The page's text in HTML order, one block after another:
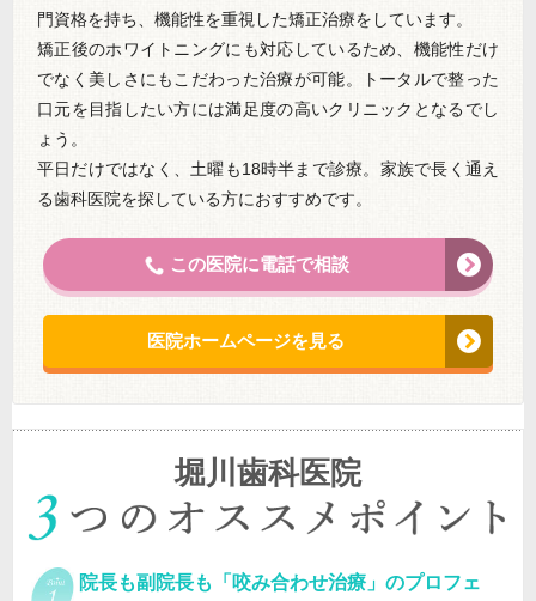
門資格を持ち、機能性を重視した矯正治療をしています。
矯正後のホワイトニングにも対応しているため、機能性だけ
でなく美しさにもこだわった治療が可能。トータルで整った
口元を目指したい方には満足度の高いクリニックとなるでし
ょう。
平日だけではなく、土曜も18時半まで診療。家族で長く通え
る歯科医院を探している方におすすめです。
この医院に電話で相談
医院ホームページを見る
堀川歯科医院
院長も副院長も「咬み合わせ治療」のプロフェ